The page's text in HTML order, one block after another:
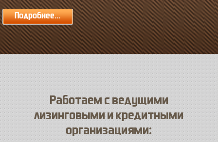
Подробнее...
Работаем с ведущими
лизинговыми и кредитными
организациями: